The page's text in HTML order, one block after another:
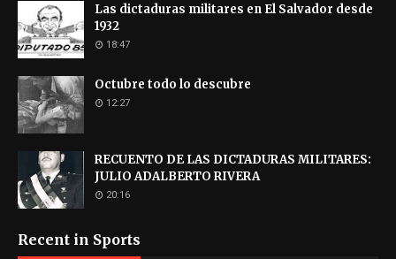
Las dictaduras militares en El Salvador desde
1932
18:47
Octubre todo lo descubre
12:27
RECUENTO DE LAS DICTADURAS MILITARES:
JULIO ADALBERTO RIVERA
20:16
Recent in Sports